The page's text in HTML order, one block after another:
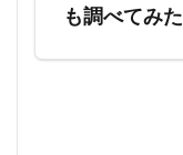
も調べてみた